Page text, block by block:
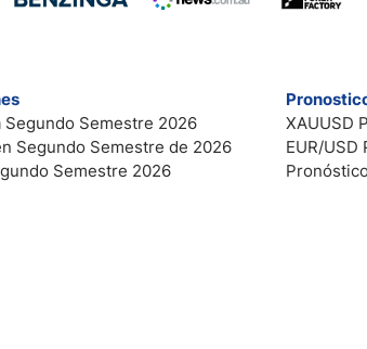
Segundo Semestre 2026
Segundo Semestre de 2026
Semestre 2026
XAUUSD
EUR/